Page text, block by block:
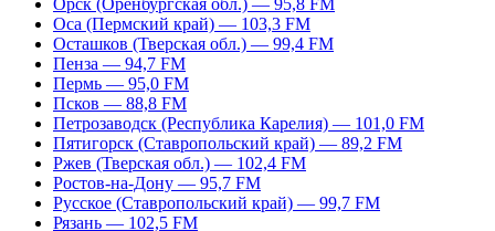
Орск (Оренбургская обл.) — 95,8 FM
Оса (Пермский край) — 103,3 FM
Осташков (Тверская обл.) — 99,4 FM
Пенза — 94,7 FM
Пермь — 95,0 FM
Псков — 88,8 FM
Петрозаводск (Республика Карелия) — 101,0 FM
Пятигорск (Ставропольский край) — 89,2 FM
Ржев (Тверская обл.) — 102,4 FM
Ростов-на-Дону — 95,7 FM
Русское (Ставропольский край) — 99,7 FM
Рязань — 102,5 FM